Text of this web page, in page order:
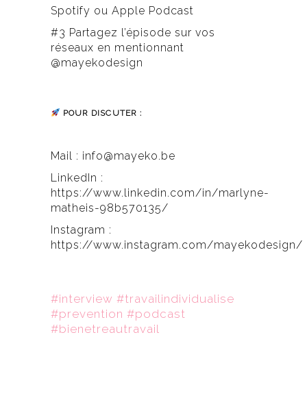
Spotify ou Apple Podcast
#3 Partagez l’épisode sur vos
réseaux en mentionnant
@mayekodesign
POUR DISCUTER :
Mail : info@mayeko.be
LinkedIn :
https://www.linkedin.com/in/marlyne-
matheis-98b570135/
Instagram :
https://www.instagram.com/mayekodesign/
#interview #travailindividualise
#prevention #podcast
#bienetreautravail